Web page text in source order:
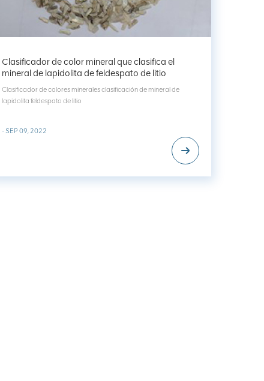
Clasificador de color mineral que clasifica el
mineral de lapidolita de feldespato de litio
Clasificador de colores minerales clasificación de mineral de
lapidolita feldespato de litio
- SEP 09, 2022